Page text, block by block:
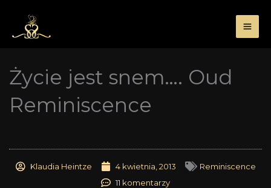
treści
Życie jest snem…. Oud
Reminiscence
Klaudia Heintze 4 kwietnia, 2013
Reminiscence
11 komentarzy